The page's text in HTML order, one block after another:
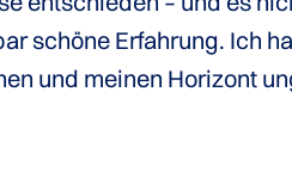
schöne Erfahrung. Ich
und meinen Horizont